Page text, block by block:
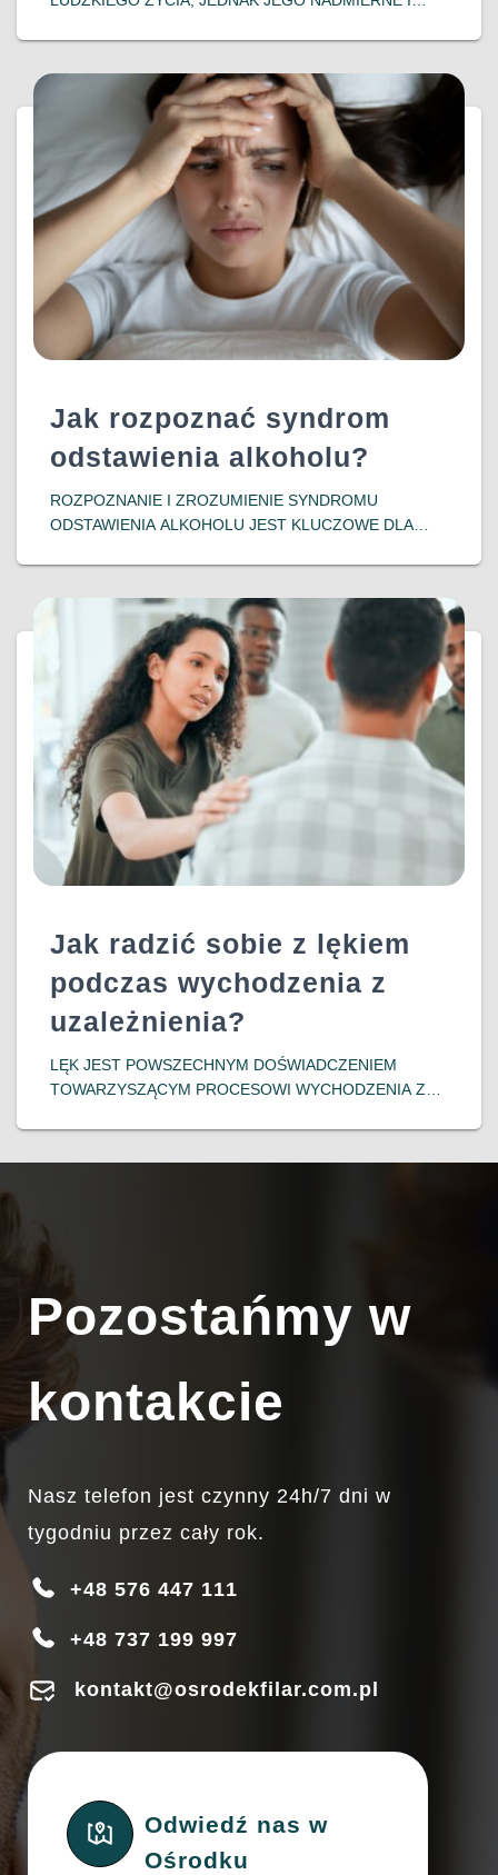
W TYM DO ROZWOJU UZALEŻNIEŃ. WSPÓŁCZESNE
BADANIA WSKAZUJĄ NA SILNY ZWIĄZEK MIĘDZY
DOŚWIADCZENIEM STRESU A PODATNOŚCIĄ NA
DOWIEDZ SIĘ WIĘCEJ…
Jak rozpoznać syndrom
odstawienia alkoholu?
ROZPOZNANIE I ZROZUMIENIE SYNDROMU
ODSTAWIENIA ALKOHOLU JEST KLUCZOWE DLA
ODPOWIEDNIE WSPARCIE MOGĄ ZNACZĄCO
POPRAWIĆ ROKOWANIA I JAKOŚĆ ŻYCIA
PACJENTÓW, POMAGAJĄC IM W POWROCIE DO
DOWIEDZ SIĘ WIĘCEJ…
Jak radzić sobie z lękiem
podczas wychodzenia z
uzależnienia?
LĘK JEST POWSZECHNYM DOŚWIADCZENIEM
TOWARZYSZĄCYM PROCESOWI WYCHODZENIA Z
INTENSYWNYMI EMOCJAMI, TAKIMI JAK NIEPOKÓJ,
Pozostańmy w
kontakcie
Nasz telefon jest czynny 24h/7 dni w
tygodniu przez cały rok.
+48 576 447 111
+48 737 199 997
kontakt@osrodekfilar.com.pl
Odwiedź nas w
Ośrodku